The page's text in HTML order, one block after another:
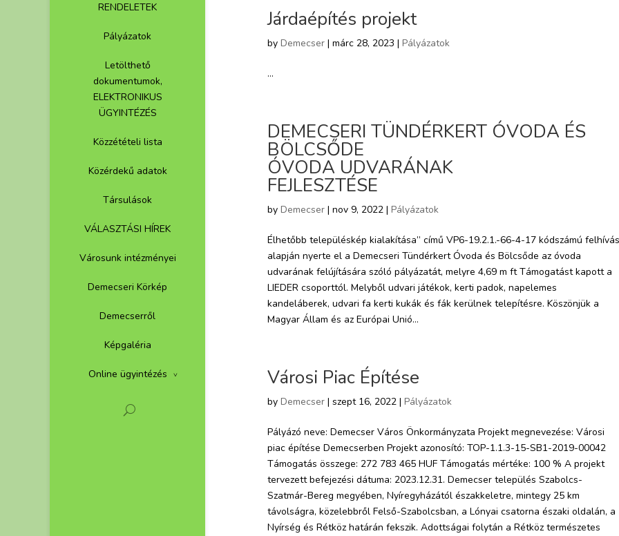
RENDELETEK
Pályázatok
Letölthető
dokumentumok,
ELEKTRONIKUS
ÜGYINTÉZÉS
Közzétételi lista
Közérdekű adatok
Társulások
VÁLASZTÁSI HÍREK
Városunk intézményei
Demecseri Körkép
Demecserről
Képgaléria
Online ügyintézés
Járdaépítés projekt
by Demecser | márc 28, 2023 | Pályázatok
...
DEMECSERI TÜNDÉRKERT ÓVODA ÉS
BÖLCSŐDE
ÓVODA UDVARÁNAK
FEJLESZTÉSE
by Demecser | nov 9, 2022 | Pályázatok
Élhetőbb településkép kialakítása” című VP6-19.2.1.-66-4-17 kódszámú felhívás
alapján nyerte el a Demecseri Tündérkert Óvoda és Bölcsőde az óvoda
udvarának felújítására szóló pályázatát, melyre 4,69 m ft Támogatást kapott a
LIEDER csoporttól. Melyből udvari játékok, kerti padok, napelemes
kandeláberek, udvari fa kerti kukák és fák kerülnek telepítésre. Köszönjük a
Magyar Állam és az Európai Unió...
Városi Piac Építése
by Demecser | szept 16, 2022 | Pályázatok
Pályázó neve: Demecser Város Önkormányzata Projekt megnevezése: Városi
piac építése Demecserben Projekt azonosító: TOP-1.1.3-15-SB1-2019-00042
Támogatás összege: 272 783 465 HUF Támogatás mértéke: 100 % A projekt
tervezett befejezési dátuma: 2023.12.31. Demecser település Szabolcs-
Szatmár-Bereg megyében, Nyíregyházától északkeletre, mintegy 25 km
távolságra, közelebbről Felső-Szabolcsban, a Lónyai csatorna északi oldalán, a
Nyírség és Rétköz határán fekszik. Adottságai folytán a Rétköz természetes